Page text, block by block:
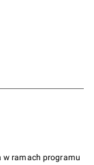
w ramach programu